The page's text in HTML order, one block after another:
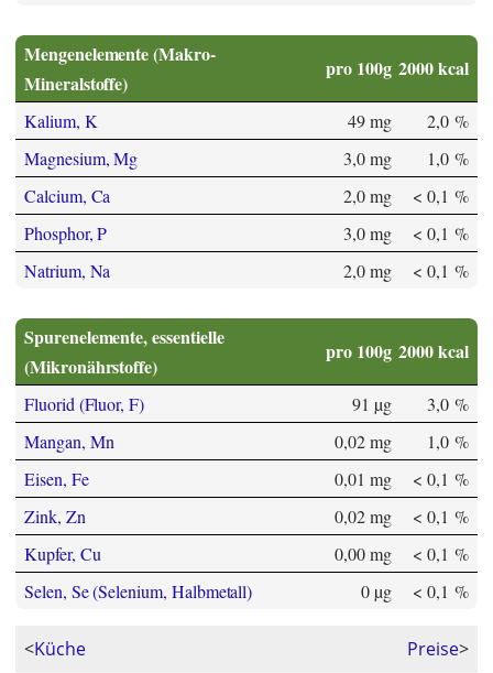
Mengenelemente (Makro-
Mineralstoffe)
pro 100g 2000 kcal
Kalium, K 49 mg
2,0 %
Magnesium, Mg
3,0 mg
1,0 %
Calcium, Ca
2,0 mg
< 0,1 %
Phosphor, P
3,0 mg
< 0,1 %
Natrium, Na
2,0 mg < 0,1 %
Spurenelemente, essentielle
(Mikronährstoffe)
pro 100g 2000 kcal
Fluorid (Fluor, F) 91 µg
3,0 %
Mangan, Mn
0,02 mg
1,0 %
Eisen, Fe
0,01 mg
< 0,1 %
Zink, Zn
0,02 mg
< 0,1 %
Kupfer, Cu
0,00 mg
< 0,1 %
Selen, Se (Selenium, Halbmetall)
0 µg < 0,1 %
<Küche Preise>